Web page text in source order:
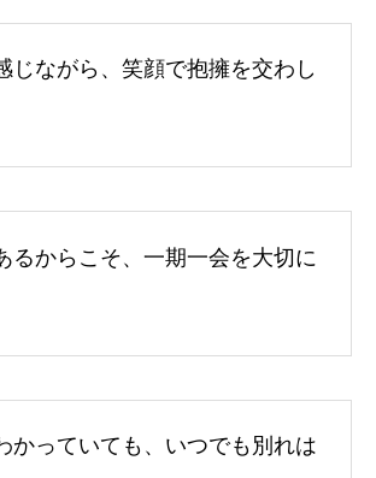
じながら、笑顔で抱擁を交わし
るからこそ、一期一会を大切に
かっていても、いつでも別れは